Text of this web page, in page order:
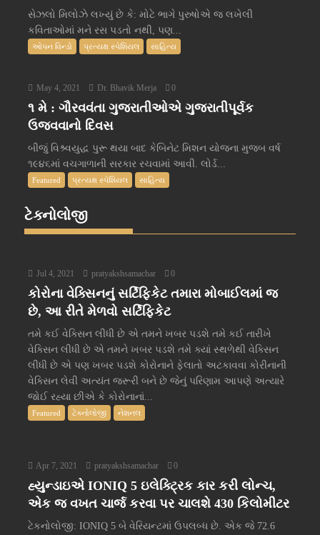
સેઝલો મિલોઝે લખ્યું છે કે: મોટે ભાગે પુરુષોએ જ લખેલી
કવિતાઓમાં મને રસ પડતો નથી, પણ...
ઓપન વિન્ડો પ્રત્યક્ષ સ્પેશિયલ સાહિત્ય
May 4, 2021 Dr. Bhavik Merja 0
૧ મે : ગૌરવવંતા ગુજરાતીઓએ ગુજરાતીપૂર્વક
ઉજવવાનો દિવસ
બીજું વિશ્ર્વયુદ્ધ પુરૂ થયા બાદ કેબિનેટ મિશન યોજના મુજબ વર્ષ
૧૯૪૬માં વચગાળાની સરકાર રચવામાં આવી. લોર્ડ...
Featured પ્રત્યક્ષ સ્પેશિયલ સાહિત્ય
ટેક્નોલોજી
Jul 4, 2021 pratyakshsamachar 0
કોરોના વેક્સિનનું સર્ટિફિકેટ તમારા મોબાઈલમાં જ
છે, આ રીતે મેળવો સર્ટિફિકેટ
તમે કઈ વેક્સિન લીધી છે એ તમને ખબર પડશે તમે કઈ તારીખે
વેક્સિન લીધી છે એ તમને ખબર પડશે તમે ક્યાં સ્થળેથી વેક્સિન
લીધી છે એ પણ ખબર પડશે કોરોનાને ફેલાતો અટકાવવા કોરીનાની
વેક્સિન લેવી અત્યંત જરૂરી બને છે જેનું પરિણામ આપણે અત્યારે
જોઈ રહ્યા છીએ કે કોરોનાનાં...
Featured ટેક્નોલોજી નેશનલ
Apr 7, 2021 pratyakshsamachar 0
હ્યુન્ડાઇએ IONIQ 5 ઇલેક્ટ્રિક કાર કરી લોન્ચ,
એક જ વખત ચાર્જ કરવા પર ચાલશે 430 કિલોમીટર
ટેકનોલોજી: IONIQ 5 બે વેરિયન્ટમાં ઉપલબ્ધ છે. એક જે 72.6